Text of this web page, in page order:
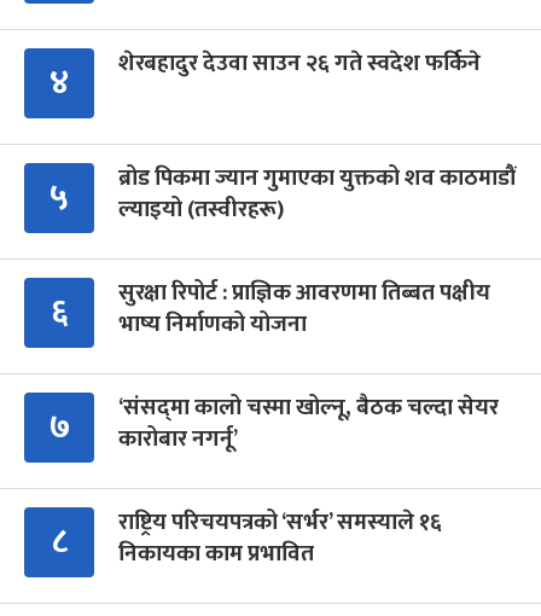
४ शेरबहादुर देउवा साउन २६ गते स्वदेश फर्किने
५
ब्रोड पिकमा ज्यान गुमाएका युक्तको शव काठमाडौं
ल्याइयो (तस्वीरहरू)
६
सुरक्षा रिपोर्ट : प्राज्ञिक आवरणमा तिब्बत पक्षीय
भाष्य निर्माणको योजना
७
‘संसद्‍मा कालो चस्मा खोल्नू, बैठक चल्दा सेयर
कारोबार नगर्नू’
८
राष्ट्रिय परिचयपत्रको ‘सर्भर’ समस्याले १६
निकायका काम प्रभावित